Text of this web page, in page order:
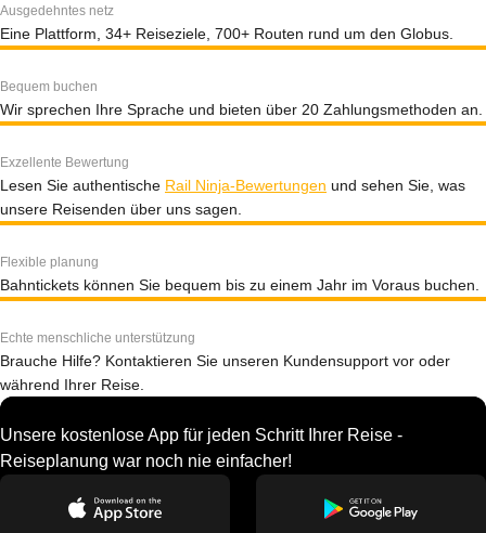
Ausgedehntes netz
Eine Plattform, 34+ Reiseziele, 700+ Routen rund um den Globus.
Bequem buchen
Wir sprechen Ihre Sprache und bieten über 20 Zahlungsmethoden an.
Exzellente Bewertung
Lesen Sie authentische Rail Ninja-Bewertungen und sehen Sie, was
unsere Reisenden über uns sagen.
Flexible planung
Bahntickets können Sie bequem bis zu einem Jahr im Voraus buchen.
Echte menschliche unterstützung
Brauche Hilfe? Kontaktieren Sie unseren Kundensupport vor oder
während Ihrer Reise.
Unsere kostenlose App für jeden Schritt Ihrer Reise -
Reiseplanung war noch nie einfacher!